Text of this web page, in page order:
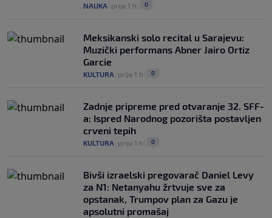
NAUKA prije 1 h 0
Meksikanski solo recital u Sarajevu:
Muzički performans Abner Jairo Ortiz
Garcie
KULTURA prije 1 h 0
Zadnje pripreme pred otvaranje 32. SFF-
a: Ispred Narodnog pozorišta postavljen
crveni tepih
KULTURA prije 1 h 0
Bivši izraelski pregovarač Daniel Levy
za N1: Netanyahu žrtvuje sve za
opstanak, Trumpov plan za Gazu je
apsolutni promašaj